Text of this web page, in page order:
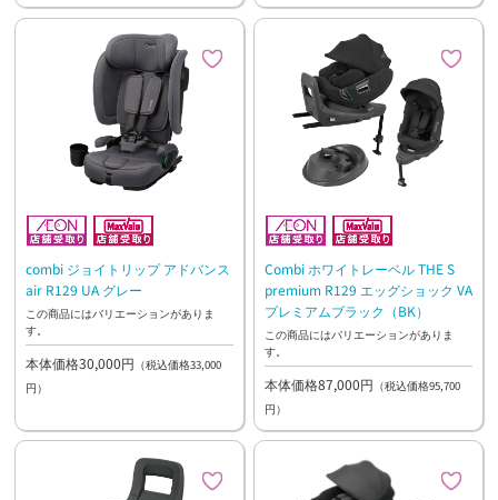
combi ジョイトリップ アドバンス
air R129 UA グレー
この商品にはバリエーションがありま
す。
本体価格30,000円 （税込価格33,000
円）
Combi ホワイトレーベル THE S
premium R129 エッグショック VA
プレミアムブラック（BK）
この商品にはバリエーションがありま
す。
本体価格87,000円 （税込価格95,700
円）